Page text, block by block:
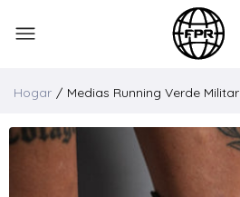
Hogar Medias Running Verde Militar